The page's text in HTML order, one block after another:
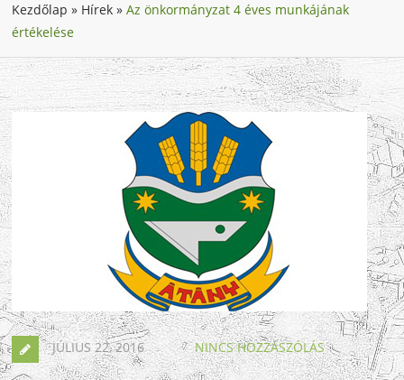
Kezdőlap » Hírek »Az önkormányzat 4 éves munkájának
értékelése
JÚLIUS 22, 2016 NINCS HOZZÁSZÓLÁS